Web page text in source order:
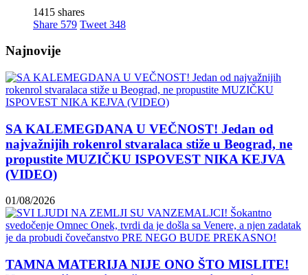
1415 shares
Share 579 Tweet 348
Najnovije
SA KALEMEGDANA U VEČNOST! Jedan od
najvažnijih rokenrol stvaralaca stiže u Beograd, ne
propustite MUZIČKU ISPOVEST NIKA KEJVA
(VIDEO)
01/08/2026
TAMNA MATERIJA NIJE ONO ŠTO MISLITE!